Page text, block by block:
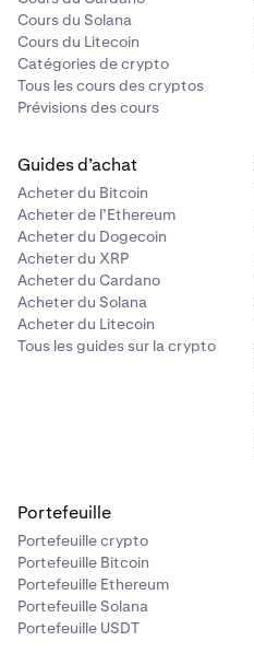
Cours du Solana
Cours du Litecoin
Catégories de crypto
Tous les cours des cryptos
Prévisions des cours
Guides d’achat
Acheter du Bitcoin
Acheter de l’Ethereum
Acheter du Dogecoin
Acheter du XRP
Acheter du Cardano
Acheter du Solana
Acheter du Litecoin
Tous les guides sur la crypto
Portefeuille
Portefeuille crypto
Portefeuille Bitcoin
Portefeuille Ethereum
Portefeuille Solana
Portefeuille USDT